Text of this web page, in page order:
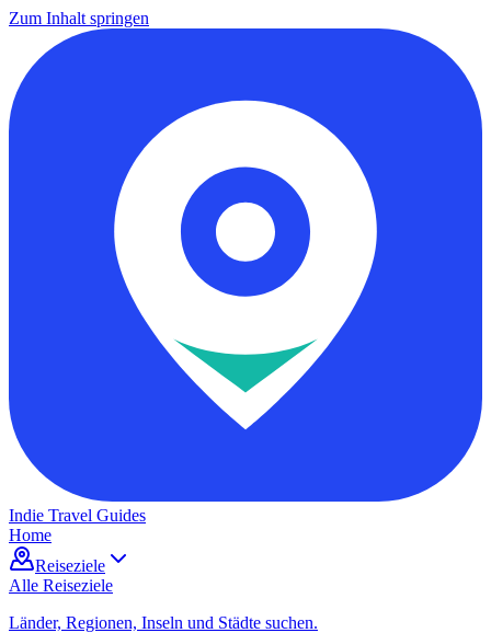
Zum Inhalt springen
Indie Travel Guides
Home
Reiseziele
Alle Reiseziele
Länder, Regionen, Inseln und Städte suchen.